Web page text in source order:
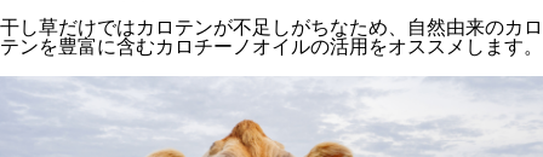
干し草だけではカロテンが不足しがちなため、自然由来のカロ
テンを豊富に含むカロチーノオイルの活用をオススメします。